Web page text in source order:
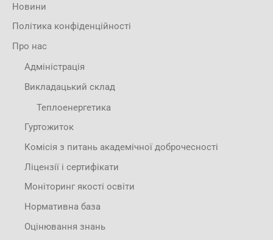
Новини
Політика конфіденційності
Про нас
Адміністрація
Викладацький склад
Теплоенергетика
Гуртожиток
Комісія з питань академічної доброчесності
Ліцензії і сертифікати
Моніторинг якості освіти
Нормативна база
Оцінювання знань